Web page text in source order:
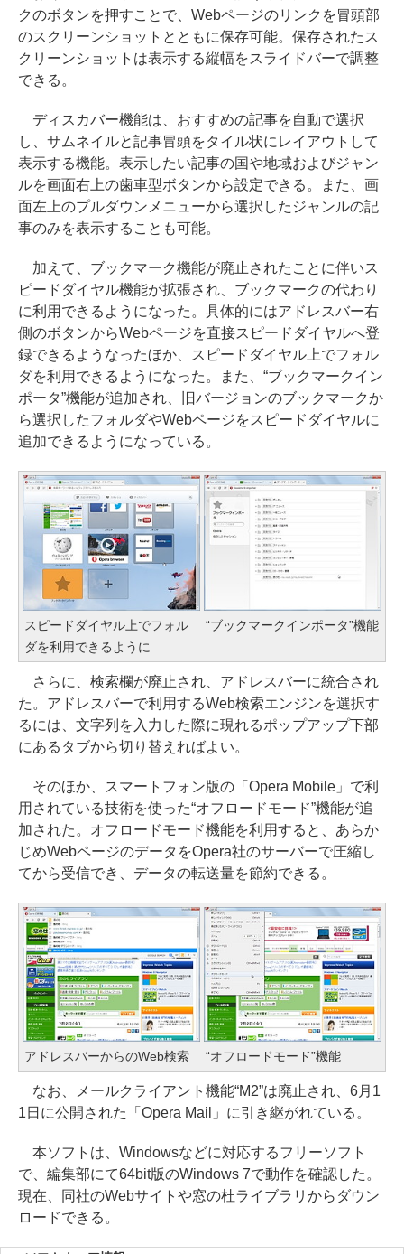
クのボタンを押すことで、Webページのリンクを冒頭部
のスクリーンショットとともに保存可能。保存されたス
クリーンショットは表示する縦幅をスライドバーで調整
できる。
ディスカバー機能は、おすすめの記事を自動で選択
し、サムネイルと記事冒頭をタイル状にレイアウトして
表示する機能。表示したい記事の国や地域およびジャン
ルを画面右上の歯車型ボタンから設定できる。また、画
面左上のプルダウンメニューから選択したジャンルの記
事のみを表示することも可能。
加えて、ブックマーク機能が廃止されたことに伴いス
ピードダイヤル機能が拡張され、ブックマークの代わり
に利用できるようになった。具体的にはアドレスバー右
側のボタンからWebページを直接スピードダイヤルへ登
録できるようなったほか、スピードダイヤル上でフォル
ダを利用できるようになった。また、“ブックマークイン
ポータ”機能が追加され、旧バージョンのブックマークか
ら選択したフォルダやWebページをスピードダイヤルに
追加できるようになっている。
スピードダイヤル上でフォル
ダを利用できるように
“ブックマークインポータ”機能
さらに、検索欄が廃止され、アドレスバーに統合され
た。アドレスバーで利用するWeb検索エンジンを選択す
るには、文字列を入力した際に現れるポップアップ下部
にあるタブから切り替えればよい。
そのほか、スマートフォン版の「Opera Mobile」で利
用されている技術を使った“オフロードモード”機能が追
加された。オフロードモード機能を利用すると、あらか
じめWebページのデータをOpera社のサーバーで圧縮し
てから受信でき、データの転送量を節約できる。
アドレスバーからのWeb検索 “オフロードモード”機能
なお、メールクライアント機能“M2”は廃止され、6月1
1日に公開された「Opera Mail」に引き継がれている。
本ソフトは、Windowsなどに対応するフリーソフト
で、編集部にて64bit版のWindows 7で動作を確認した。
現在、同社のWebサイトや窓の杜ライブラリからダウン
ロードできる。